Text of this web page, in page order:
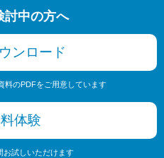
討中の方へ
ンロード
料のPDFをご用意しています
体験
お試しいただけます